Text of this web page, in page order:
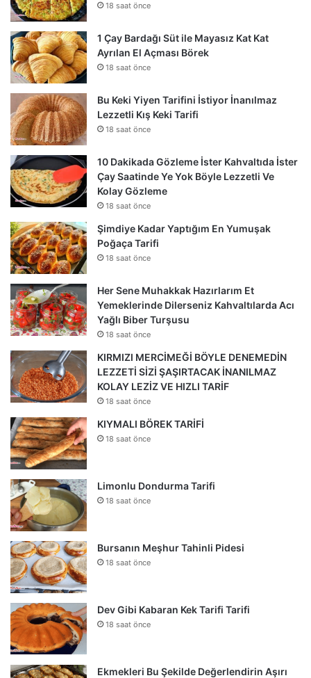
18 saat önce
1 Çay Bardağı Süt ile Mayasız Kat Kat
Ayrılan El Açması Börek
18 saat önce
Bu Keki Yiyen Tarifini İstiyor İnanılmaz
Lezzetli Kış Keki Tarifi
18 saat önce
10 Dakikada Gözleme İster Kahvaltıda İster
Çay Saatinde Ye Yok Böyle Lezzetli Ve
Kolay Gözleme
18 saat önce
Şimdiye Kadar Yaptığım En Yumuşak
Poğaça Tarifi
18 saat önce
Her Sene Muhakkak Hazırlarım Et
Yemeklerinde Dilerseniz Kahvaltılarda Acı
Yağlı Biber Turşusu
18 saat önce
KIRMIZI MERCİMEĞİ BÖYLE DENEMEDİN
LEZZETİ SİZİ ŞAŞIRTACAK İNANILMAZ
KOLAY LEZİZ VE HIZLI TARİF
18 saat önce
KIYMALI BÖREK TARİFİ
18 saat önce
Limonlu Dondurma Tarifi
18 saat önce
Bursanın Meşhur Tahinli Pidesi
18 saat önce
Dev Gibi Kabaran Kek Tarifi Tarifi
18 saat önce
Ekmekleri Bu Şekilde Değerlendirin Aşırı